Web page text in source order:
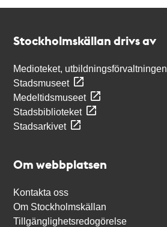
Stockholmskällan drivs av
Medioteket, utbildningsförvaltningen
Stadsmuseet
Medeltidsmuseet
Stadsbiblioteket
Stadsarkivet
Om webbplatsen
Kontakta oss
Om Stockholmskällan
Tillgänglighetsredogörelse